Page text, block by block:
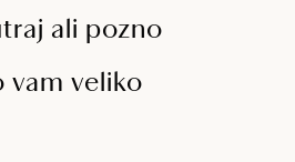
ali pozno
vam veliko